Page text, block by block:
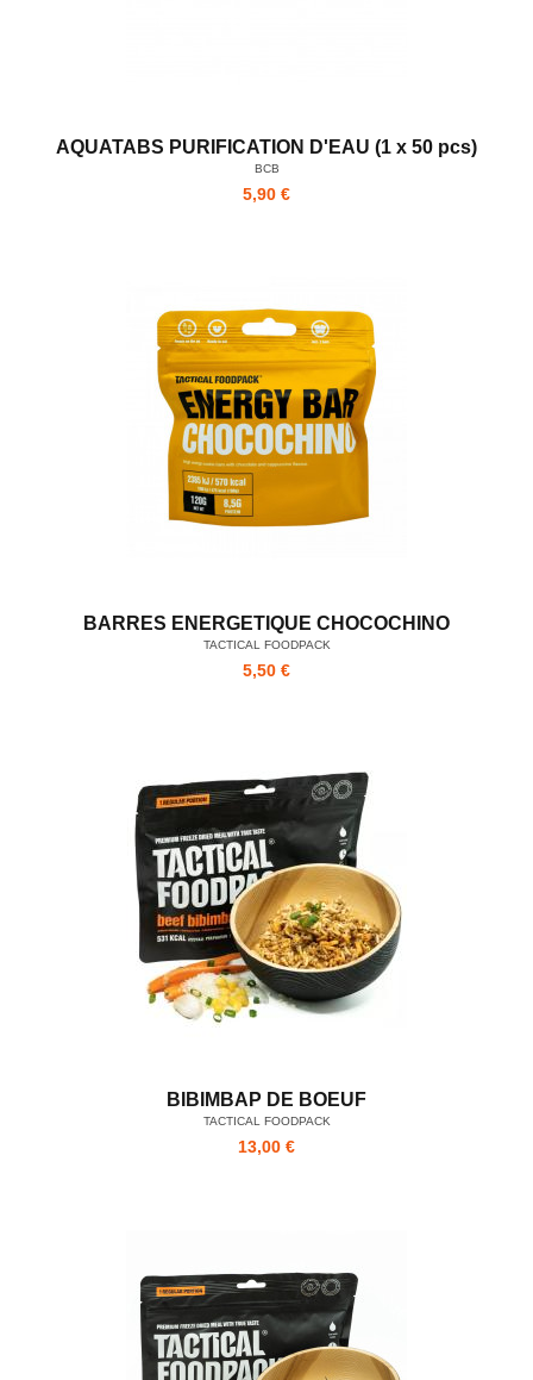
AQUATABS PURIFICATION D'EAU (1 x 50 pcs)
BCB
5,90 €
BARRES ENERGETIQUE CHOCOCHINO
TACTICAL FOODPACK
5,50 €
BIBIMBAP DE BOEUF
TACTICAL FOODPACK
13,00 €